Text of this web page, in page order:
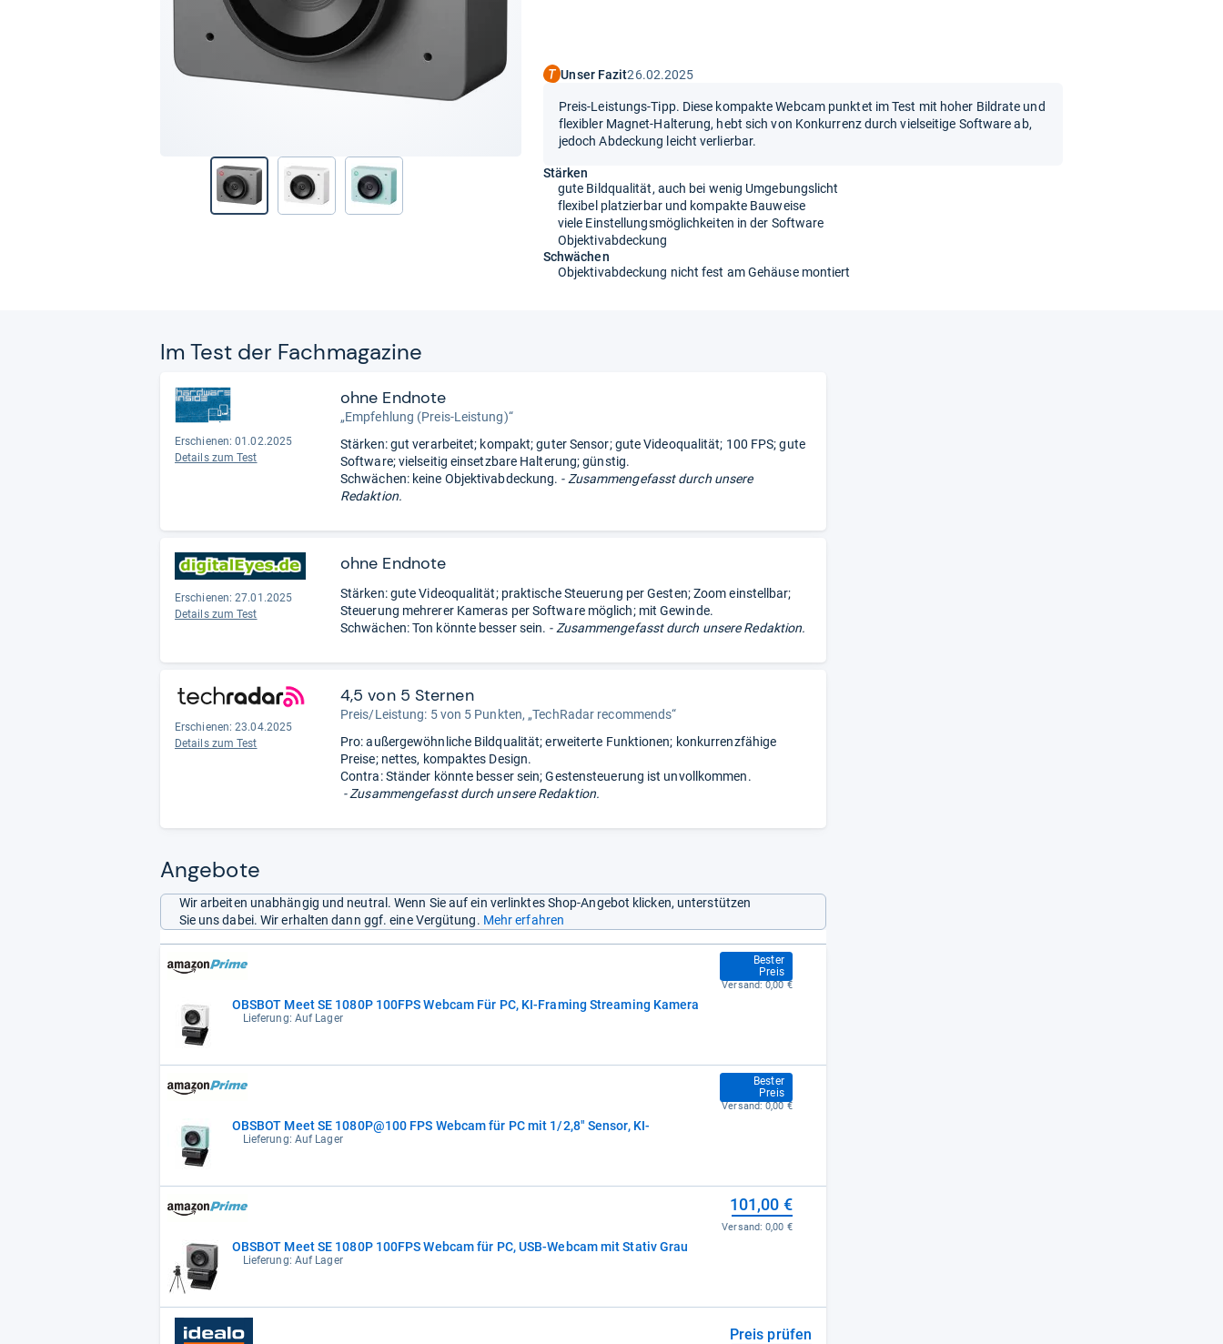
Unser Fazit26.02.2025
Preis-Leistungs-Tipp. Diese kompakte Webcam punktet im Test mit hoher Bildrate und
flexibler Magnet-Halterung, hebt sich von Konkurrenz durch vielseitige Software ab,
jedoch Abdeckung leicht verlierbar.
Stärken
gute Bildqualität, auch bei wenig Umgebungslicht
flexibel platzierbar und kompakte Bauweise
viele Einstellungsmöglichkeiten in der Software
Objektivabdeckung
Schwächen
Objektivabdeckung nicht fest am Gehäuse montiert
Im Test der Fach­ma­ga­zine
Erschienen: 01.02.2025
Details zum Test
ohne Endnote
„Empfehlung (Preis-Leistung)“
Stärken: gut verarbeitet; kompakt; guter Sensor; gute Videoqualität; 100 FPS; gute
Software; vielseitig einsetzbare Halterung; günstig.
Schwächen: keine Objektivabdeckung. - Zusammengefasst durch unsere
Redaktion.
Erschienen: 27.01.2025
Details zum Test
ohne Endnote
Stärken: gute Videoqualität; praktische Steuerung per Gesten; Zoom einstellbar;
Steuerung mehrerer Kameras per Software möglich; mit Gewinde.
Schwächen: Ton könnte besser sein. - Zusammengefasst durch unsere Redaktion.
Erschienen: 23.04.2025
Details zum Test
4,5 von 5 Sternen
Preis/Leistung: 5 von 5 Punkten, „TechRadar recommends“
Pro: außergewöhnliche Bildqualität; erweiterte Funktionen; konkurrenzfähige
Preise; nettes, kompaktes Design.
Contra: Ständer könnte besser sein; Gestensteuerung ist unvollkommen.
- Zusammengefasst durch unsere Redaktion.
Angebote
Wir arbeiten unabhängig und neutral. Wenn Sie auf ein verlinktes Shop-Angebot klicken, unterstützen
Sie uns dabei. Wir erhalten dann ggf. eine Vergütung. Mehr erfahren
OBSBOT Meet SE 1080P 100FPS Webcam Für PC, KI-Framing Streaming Kamera
Lieferung: Auf Lager
Bester
Preis
99,00 €
Versand:0,00 €
OBSBOT Meet SE 1080P@100 FPS Webcam für PC mit 1/2,8" Sensor, KI-
Lieferung: Auf Lager
Bester
Preis
99,00 €
Versand:0,00 €
OBSBOT Meet SE 1080P 100FPS Webcam für PC, USB-Webcam mit Stativ Grau
Lieferung: Auf Lager
101,00 €
Versand:0,00 €
Preis prüfen